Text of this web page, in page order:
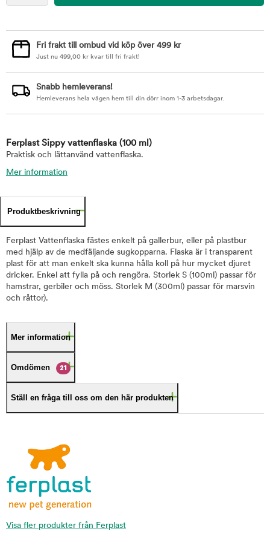
Fri frakt till ombud vid köp över 499 kr
Just nu 499,00 kr kvar till fri frakt!
Snabb hemleverans!
Hemleverans hela vägen hem till din dörr inom 1-3 arbetsdagar.
Ferplast Sippy vattenflaska (100 ml)
Praktisk och lättanvänd vattenflaska.
Mer information
Produktbeskrivning
Ferplast Vattenflaska fästes enkelt på gallerbur, eller på plastbur
med hjälp av de medfäljande sugkopparna. Flaska är i transparent
plast för att man enkelt ska kunna hålla koll på hur mycket djuret
dricker. Enkel att fylla på och rengöra. Storlek S (100ml) passar för
hamstrar, gerbiler och möss. Storlek M (300ml) passar för marsvin
och råttor).
Mer information
Omdömen 21
Ställ en fråga till oss om den här produkten
Visa fler produkter från Ferplast